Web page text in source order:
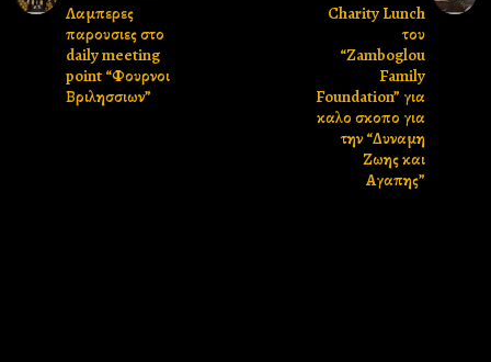
Λαμπερες
παρουσιες στο
daily meeting
point “Φουρνοι
Βριλησσιων”
Charity Lunch
του
“Zamboglou
Family
Foundation” για
καλο σκοπο για
την “Δυναμη
Ζωης και
Αγαπης”